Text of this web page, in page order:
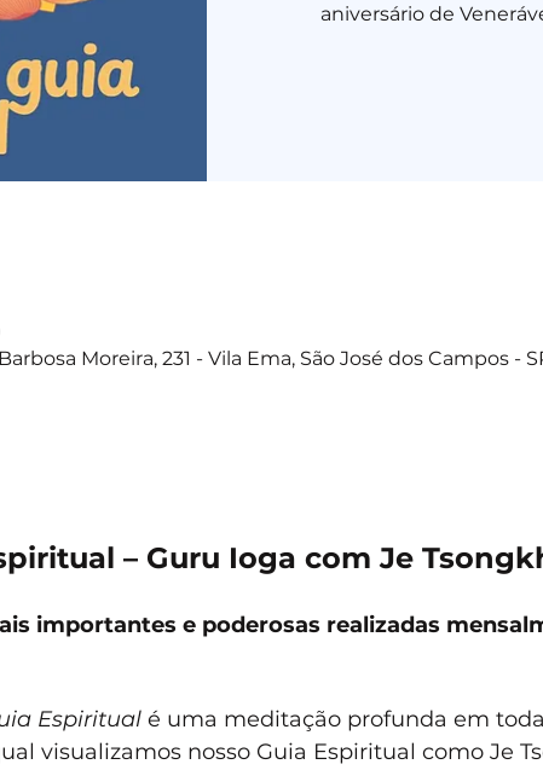
aniversário de
Moreira, 231 - Vila Ema, São José dos Campos -
– Guru Ioga com Je
importantes e poderosas realizadas
Espiritual é uma meditação profunda em
visualizamos nosso Guia Espiritual como Je